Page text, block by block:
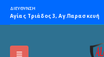
ΔΙΕΥΘΥΝΣΗ
Αγίας Τριάδος 3, Αγ.Παρασκευή